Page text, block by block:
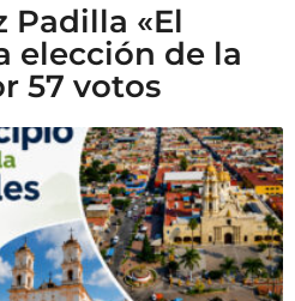
Padilla «El
elección de la
57 votos